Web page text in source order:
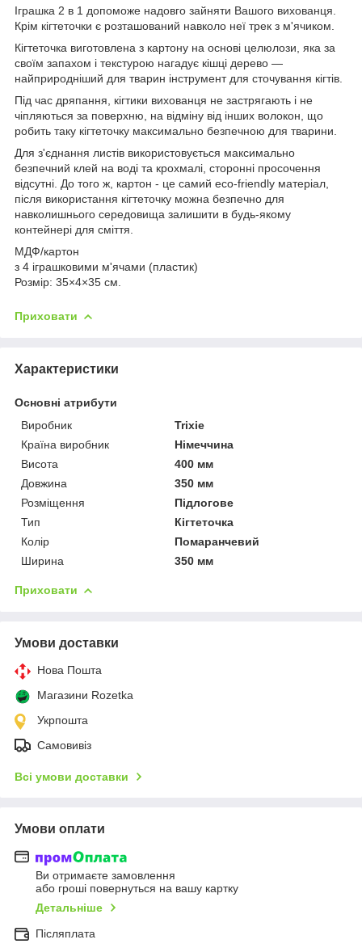
Іграшка 2 в 1 допоможе надовго зайняти Вашого вихованця.
Крім кігтеточки є розташований навколо неї трек з м'ячиком.
Кігтеточка виготовлена з картону на основі целюлози, яка за
своїм запахом і текстурою нагадує кішці дерево —
найприродніший для тварин інструмент для сточування кігтів.
Під час дряпання, кігтики вихованця не застрягають і не
чіпляються за поверхню, на відміну від інших волокон, що
робить таку кігтеточку максимально безпечною для тварини.
Для з'єднання листів використовується максимально
безпечний клей на воді та крохмалі, сторонні просочення
відсутні. До того ж, картон - це самий eco-friendly матеріал,
після використання кігтеточку можна безпечно для
навколишнього середовища залишити в будь-якому
контейнері для сміття.
МДФ/картон
з 4 іграшковими м'ячами (пластик)
Розмір: 35×4×35 см.
Приховати
Характеристики
Основні атрибути
Виробник
Trixie
Країна виробник
Німеччина
Висота
400 мм
Довжина
350 мм
Розміщення
Підлогове
Тип
Кігтеточка
Колір
Помаранчевий
Ширина
350 мм
Приховати
Умови доставки
Нова Пошта
Магазини Rozetka
Укрпошта
Самовивіз
Всі умови доставки
Умови оплати
Ви отримаєте замовлення
або гроші повернуться на вашу картку
Детальніше
Післяплата